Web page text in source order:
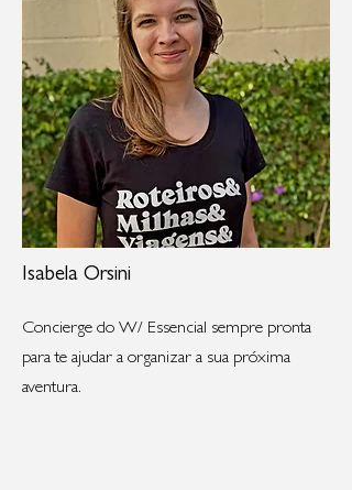
Isabela Orsini
Concierge do W/ Essencial sempre pronta
para te ajudar a organizar a sua próxima
aventura.